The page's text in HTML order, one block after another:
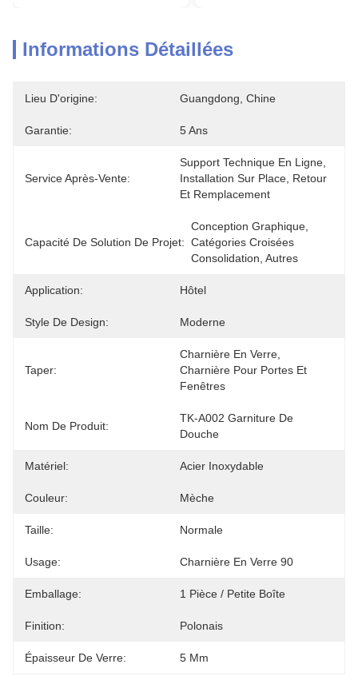
Informations Détaillées
Lieu D'origine: Guangdong, Chine
Garantie: 5 Ans
Service Après-Vente:
Support Technique En Ligne,
Installation Sur Place, Retour
Et Remplacement
Capacité De Solution De Projet:
Conception Graphique,
Catégories Croisées
Consolidation, Autres
Application: Hôtel
Style De Design: Moderne
Taper:
Charnière En Verre,
Charnière Pour Portes Et
Fenêtres
Nom De Produit:
TK-A002 Garniture De
Douche
Matériel: Acier Inoxydable
Couleur: Mèche
Taille: Normale
Usage: Charnière En Verre 90
Emballage: 1 Pièce / Petite Boîte
Finition: Polonais
Épaisseur De Verre: 5 Mm